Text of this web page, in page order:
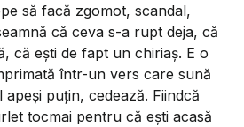
să facă zgomot, scandal,
că ceva s-a rupt deja, că
că ești de fapt un chiriaș. E o
într-un vers care sună
puțin, cedează. Fiindcă
tocmai pentru că ești acasă